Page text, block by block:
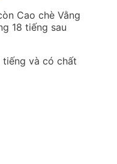
Cao chè Vằng
18 tiếng sau
và có chất